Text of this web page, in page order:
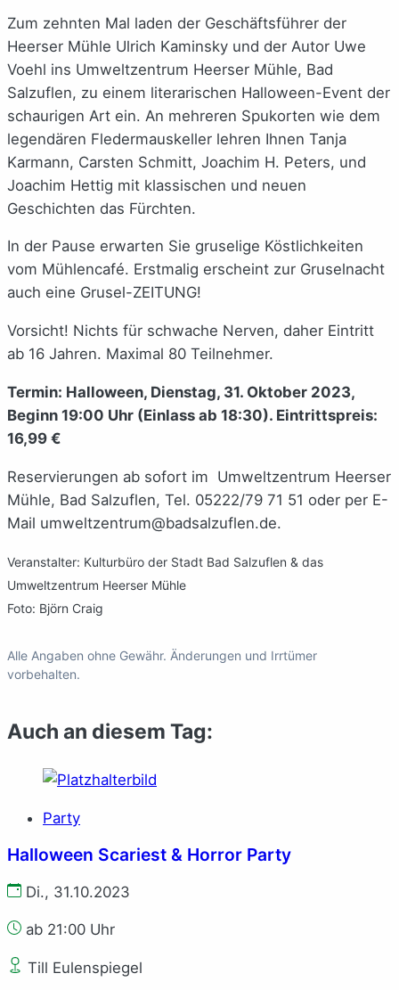
Zum zehnten Mal laden der Geschäftsführer der
Heerser Mühle Ulrich Kaminsky und der Autor Uwe
Voehl ins Umweltzentrum Heerser Mühle, Bad
Salzuflen, zu einem literarischen Halloween-Event der
schaurigen Art ein. An mehreren Spukorten wie dem
legendären Fledermauskeller lehren Ihnen Tanja
Karmann, Carsten Schmitt, Joachim H. Peters, und
Joachim Hettig mit klassischen und neuen
Geschichten das Fürchten.
In der Pause erwarten Sie gruselige Köstlichkeiten
vom Mühlencafé. Erstmalig erscheint zur Gruselnacht
auch eine Grusel-ZEITUNG!
Vorsicht! Nichts für schwache Nerven, daher Eintritt
ab 16 Jahren. Maximal 80 Teilnehmer.
Termin: Halloween, Dienstag, 31. Oktober 2023,
Beginn 19:00 Uhr (Einlass ab 18:30). Eintrittspreis:
16,99 €
Reservierungen ab sofort im Umweltzentrum Heerser
Mühle, Bad Salzuflen, Tel. 05222/79 71 51 oder per E-
Mail umweltzentrum@badsalzuflen.de.
Veranstalter: Kulturbüro der Stadt Bad Salzuflen & das
Umweltzentrum Heerser Mühle
Foto: Björn Craig
Alle Angaben ohne Gewähr. Änderungen und Irrtümer
vorbehalten.
Auch an diesem Tag:
Party
Halloween Scariest & Horror Party
Di., 31.10.2023
ab 21:00 Uhr
Till Eulenspiegel